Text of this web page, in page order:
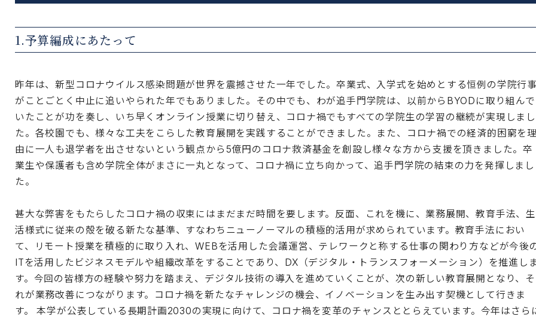
1.予算編成にあたって
昨年は、新型コロナウイルス感染問題が世界を震撼させた一年でした。卒業式、入学式を始めとする恒例の学院行事
がことごとく中止に追いやられた年でもありました。その中でも、わが追手門学院は、以前からBYODに取り組んで
いたことが功を奏し、いち早くオンライン授業に切り替え、コロナ禍でもすべての学院生の学習の継続が実現しまし
た。各校園でも、様々な工夫をこらした教育展開を実践することができました。また、コロナ禍での経済的困窮を理
由に一人も退学者を出させないという観点から5億円のコロナ救済基金を創設し様々な方から支援を頂きました。卒
業生や保護者も含め学院全体がまさに一丸となって、コロナ禍に立ち向かって、追手門学院の結束の力を発揮しまし
た。
甚大な弊害をもたらしたコロナ禍の収束にはまだまだ時間を要します。反面、これを機に、業務展開、教育手法、生
活様式に従来の殻を破る新たな基準、すなわちニューノーマルの積極的活用が求められています。教育手法におい
て、リモート授業を積極的に取り入れ、WEBを活用した会議運営、テレワークと称する仕事の関わり方などが今後
ITを活用したビジネスモデルや組織改革をすることであり、DX（デジタル・トランスフォーメーション）を推進し
す。今回の皆様方の経験や努力を踏まえ、デジタル技術の導入を進めていくことが、次の新しい教育展開となり、そ
れが業務改善につながります。コロナ禍を新たなチャレンジの機会、イノベーションを生み出す契機として行きま
す。 本学が公表している長期計画2030の実現に向けて、コロナ禍を変革のチャンスととらえています。今年はさら